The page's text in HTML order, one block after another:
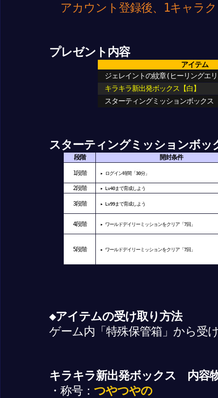
アカウント登録後、1キャラ
プレゼント内容
アイテム
ジェレイントの紋章(ヒーリングエ
キラキラ新出発ボックス【白】
スターティングミッションボックス
スターティングミッションボッ
段階 開封条件
1段階 ▸ ログイン時間「30分」
2段階 ▸ Lv40まで育成しよう
3段階 ▸ Lv99まで育成しよう
4段階 ▸ ワールドデイリーミッションをクリア「7回」
5段階 ▸ ワールドデイリーミッションをクリア「7回」
◆アイテムの受け取り方法
ゲーム内「特殊保管箱」から受
キラキラ新出発ボックス 内容
・称号： つやつやの